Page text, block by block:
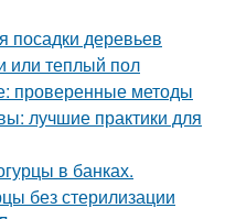
посадки деревьев
или теплый пол
проверенные методы
лучшие практики для
в банках.
без стерилизации